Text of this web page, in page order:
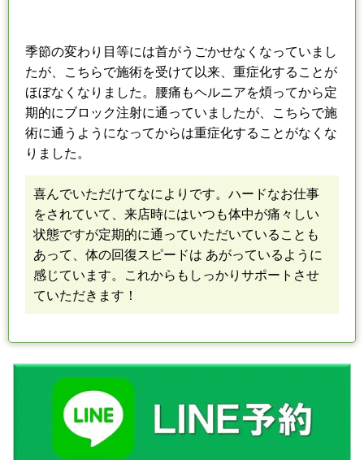
季節の変わり目等には首がうごかせなくなっていまし
たが、こちらで施術を受けて以来、 重症化することが
ほぼなくなりました。 腰痛もヘルニアを煩ってから定
期的にブロック注射に通っていましたが、
こちらで施
術に通うようになってからは重症化することがなくな
りました。
喜んでいただけてなによりです。 ハードなお仕事
をされていて、来店時にはいつも体中が痛々しい
状態ですが定期的に通っていただいていることも
あって、体の回復スピードは あがっているように
感じています。
これからもしっかりサポートさせ
ていただきます！